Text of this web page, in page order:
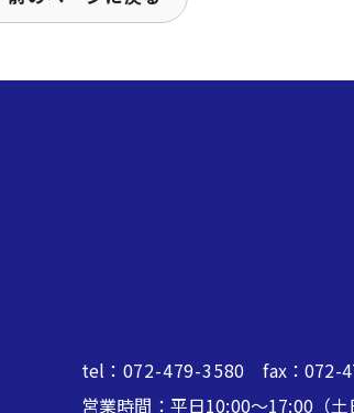
tel： 072-479-3580 fax：072-
営業時間：平日10:00～17:00（土